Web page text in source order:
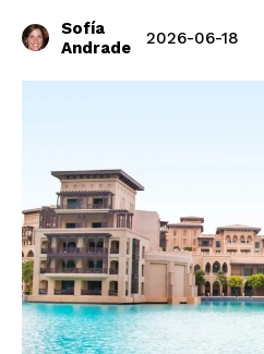
Sofía
Andrade
2026-06-18